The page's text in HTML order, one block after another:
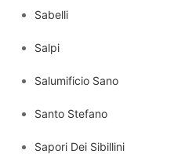
Sabelli
Salpi
Salumificio Sano
Santo Stefano
Sapori Dei Sibillini